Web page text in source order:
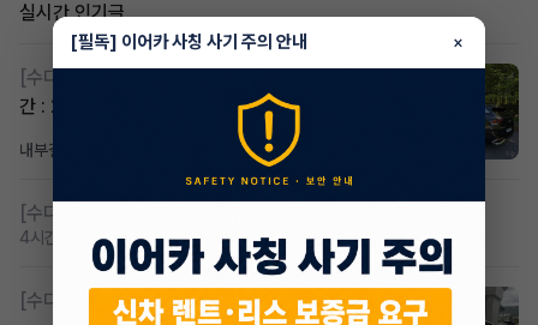
실시간 인기글
[수다방]
간 : 26개월)
내부결재
[수다방]
4시간 전 조회 442댓글 2
[수다방] K8 하이브리드 (풀옵션) 758,780원
[필독] 이어카 사칭 사기 주의 안내 ×